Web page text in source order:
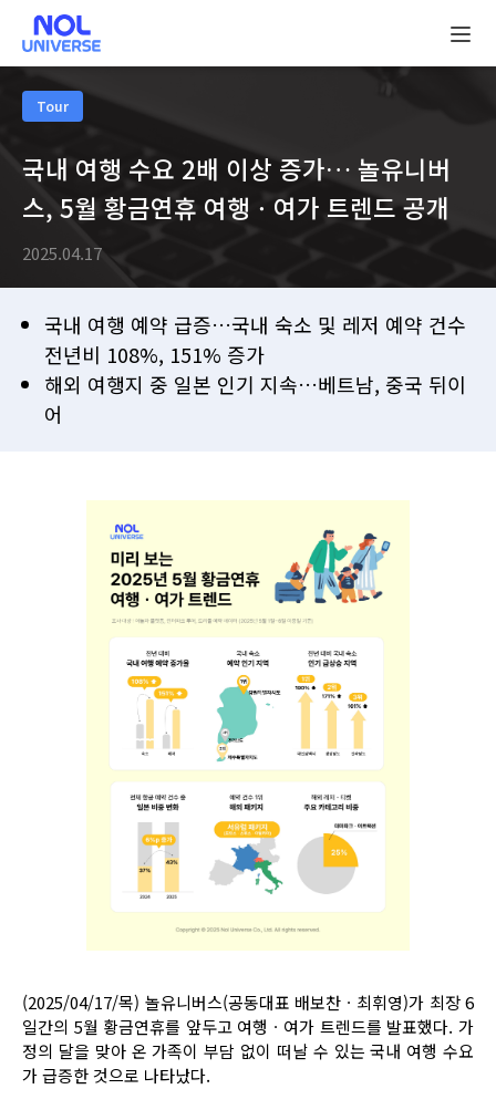
UNIVERSE
Tour
국내 여행 수요 2배 이상 증가… 놀유니버
스, 5월 황금연휴 여행ㆍ여가 트렌드 공개
2025.04.17
국내 여행 예약 급증…국내 숙소 및 레저 예약 건수
전년비 108%, 151% 증가
해외 여행지 중 일본 인기 지속…베트남, 중국 뒤이
어
(2025/04/17/목) 놀유니버스(공동대표 배보찬ㆍ최휘영)가 최장 6
일간의 5월 황금연휴를 앞두고 여행ㆍ여가 트렌드를 발표했다. 가
정의 달을 맞아 온 가족이 부담 없이 떠날 수 있는 국내 여행 수요
가 급증한 것으로 나타났다.